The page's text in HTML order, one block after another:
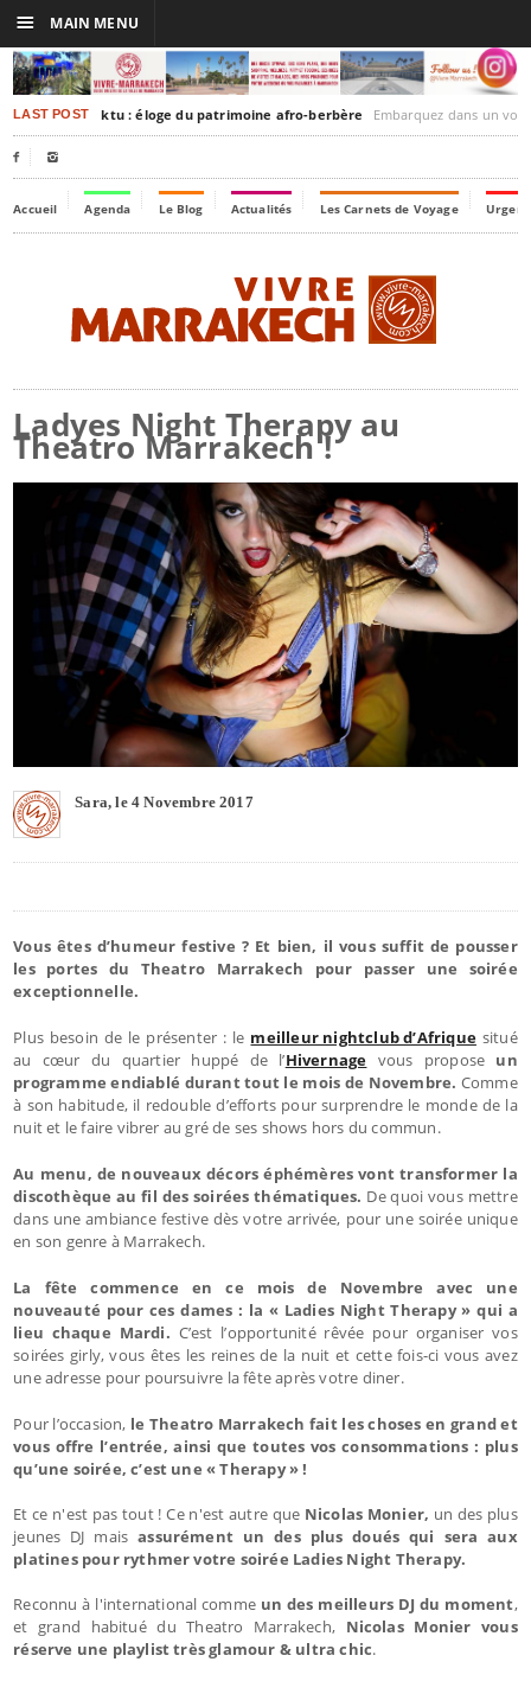
LAST POSTTimbuktu : éloge du patrimoine afro-berbère Embarquez dans un voyage culturel dans le
 
Accueil Agenda Le Blog Actualités Les Carnets de Voyage
Ladyes Night Therapy au
Theatro Marrakech !
Sara, le 4 Novembre 2017
Vous êtes d’humeur festive ? Et bien, il vous suffit de pousser
les portes du Theatro Marrakech pour passer une soirée
exceptionnelle.
Plus besoin de le présenter : le meilleur nightclub d’Afriquesitué
au cœur du quartier huppé de l’Hivernage vous propose un
programme endiablé durant tout le mois de Novembre. Comme
à son habitude, il redouble d’efforts pour surprendre le monde de la
nuit et le faire vibrer au gré de ses shows hors du commun.
Au menu, de nouveaux décors éphémères vont transformer la
discothèque au fil des soirées thématiques. De quoi vous mettre
dans une ambiance festive dès votre arrivée, pour une soirée unique
en son genre à Marrakech.
La fête commence en ce mois de Novembre avec une
nouveauté pour ces dames : la « Ladies Night Therapy » qui a
lieu chaque Mardi. C’est l’opportunité rêvée pour organiser vos
soirées girly, vous êtes les reines de la nuit et cette fois-ci vous avez
une adresse pour poursuivre la fête après votre diner.
Pour l’occasion, le Theatro Marrakech fait les choses en grand et
vous offre l’entrée, ainsi que toutes vos consommations : plus
qu’une soirée, c’est une « Therapy » !
Et ce n'est pas tout ! Ce n'est autre que Nicolas Monier, un des plus
jeunes DJ mais assurément un des plus doués qui sera aux
platines pour rythmer votre soirée Ladies Night Therapy.
Reconnu à l'international comme un des meilleurs DJ du moment,
et grand habitué du Theatro Marrakech, Nicolas Monier vous
réserve une playlist très glamour & ultra chic.
☰ MAIN MENU